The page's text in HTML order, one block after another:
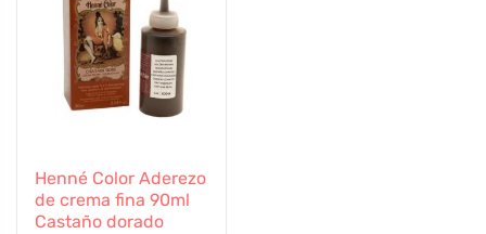
Henné Color Aderezo
de crema fina 90ml
Castaño dorado